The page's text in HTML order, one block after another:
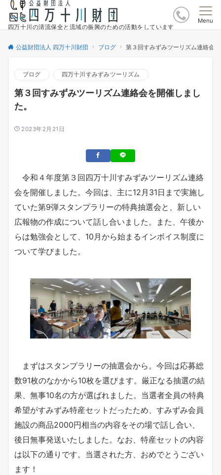
四万十川の清流保全と流域の振興のための活動をしています
Menu
公益財団法人 四万十川財団 ブログ 第３回すみずみツーリズム連絡会
ブログ 四万十川すみずみツーリズム
第３回すみずみツーリズム連絡会を開催しまし
た。
2023年2月21日
令和４年度第３回四万十川すみずみツーリズム連絡
会を開催しました。今回は、主に12月31日まで実施し
ていた第9弾スタンプラリーの特典抽選会と、新しい
広報物の作成について話し合いました。また、午後か
らは勉強会として、10月から始まるインボイス制度に
ついて学びました。
まずはスタンプラリーの抽選会から。今回は応募総
数91枚のなかから10枚を選びます。厳正なる抽選の結
果、無事10名の方が選ばれました。当選者全員の特典
希望がすみずみ特産セットだったため、すみずみ会員
施設の商品2000円相当の内容をその場で話し合い、
後日無事発送いたしました。なお、特産セットの内容
は以下の通りです。当選された方、おめでとうござい
ます！